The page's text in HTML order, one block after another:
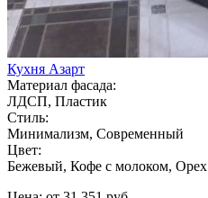
Кухня Азарт
Материал фасада:
ЛДСП, Пластик
Стиль:
Минимализм, Современный
Цвет:
Бежевый, Кофе с молоком, Орех